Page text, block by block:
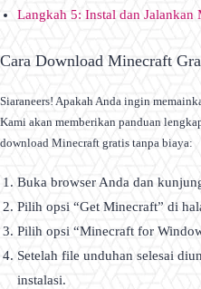
Langkah 5: Instal dan Jalankan
Cara Download Minecraft
Siaraneers! Apakah Anda ingin
Kami akan memberikan panduan
download Minecraft gratis tanpa biaya:
Buka browser Anda dan
Pilih opsi “Get Minecraft” di
Pilih opsi “Minecraft for
Setelah file unduhan selesai
instalasi.